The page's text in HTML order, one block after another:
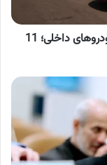
کاهش قیمت خودروهای وارداتی/قیمت خودروهای داخلی؛ 11